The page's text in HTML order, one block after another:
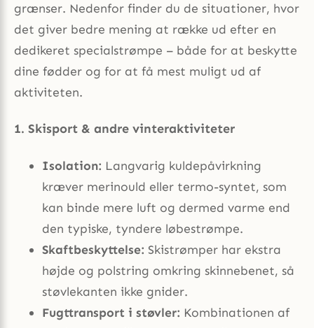
grænser. Nedenfor finder du de situationer, hvor
det giver bedre mening at række ud efter en
dedikeret specialstrømpe – både for at beskytte
dine fødder og for at få mest muligt ud af
aktiviteten.
1. Skisport & andre vinteraktiviteter
Isolation: Langvarig kuldepåvirkning
kræver merinould eller termo-syntet, som
kan binde mere luft og dermed varme end
den typiske, tyndere løbestrømpe.
Skaftbeskyttelse: Skistrømper har ekstra
højde og polstring omkring skinnebenet, så
støvlekanten ikke gnider.
Fugttransport i støvler: Kombinationen af